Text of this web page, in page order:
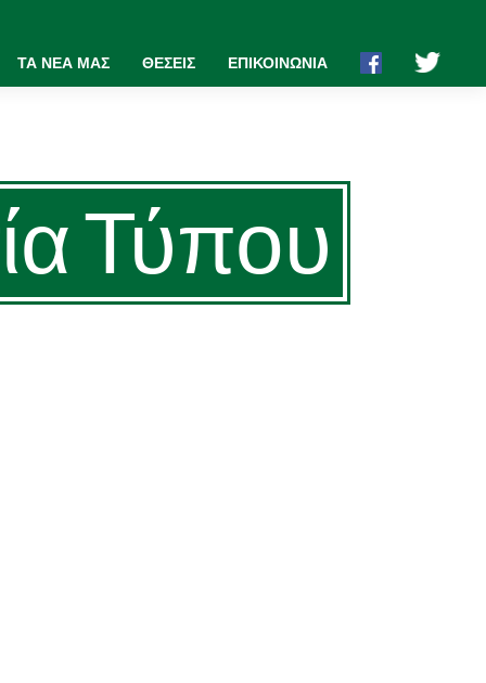
ΤΑ ΝΕΑ ΜΑΣ ΘΕΣΕΙΣ ΕΠΙΚΟΙΝΩΝΙΑ
Τύπου